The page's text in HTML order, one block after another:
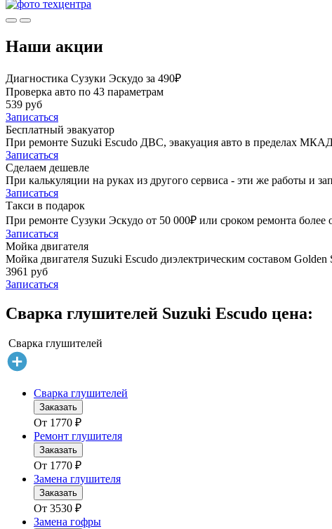
Наши акции
Диагностика Сузуки Эскудо за 490₽
Проверка авто по 43 параметрам
539 руб
Записаться
Бесплатный эвакуатор
При ремонте Suzuki Escudo ДВС, эвакуация авто в пределах
Записаться
Сделаем дешевле
При калькуляции на руках из другого сервиса - эти же работы и
Записаться
Такси в подарок
При ремонте Сузуки Эскудо от 50 000₽ или сроком ремонта более
Записаться
Мойка двигателя
Мойка двигателя Suzuki Escudo диэлектрическим составом Golden
3961 руб
Записаться
Сварка глушителей Suzuki Escudo цена:
Сварка глушителей
Сварка глушителей
Заказать
От 1770 ₽
Ремонт глушителя
Заказать
От 1770 ₽
Замена глушителя
Заказать
От 3530 ₽
Замена гофры